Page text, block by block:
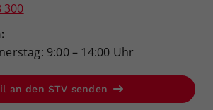
300
9:00 – 14:00 Uhr
an den STV senden